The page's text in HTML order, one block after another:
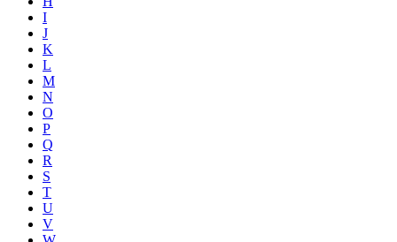
I
J
K
L
M
N
O
P
Q
R
S
T
U
V